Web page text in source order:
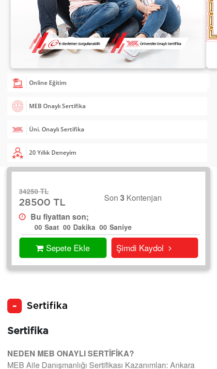
20 Yıllık Deneyim
Üni. Onaylı Sertifika
MEB Onaylı Sertifika
Online Eğitim
34250 TL
28500 TL
Son 3Kontenjan
Bu fiyattan son;
00 Saat 00 Dakika 00 Saniye
Sepete Ekle Şimdi Kaydol
Sertifika
Sertifika
NEDEN MEB ONAYLI SERTİFİKA?
MEB Aile Danışmanlığı Sertifikası Kazanımları: Ankara